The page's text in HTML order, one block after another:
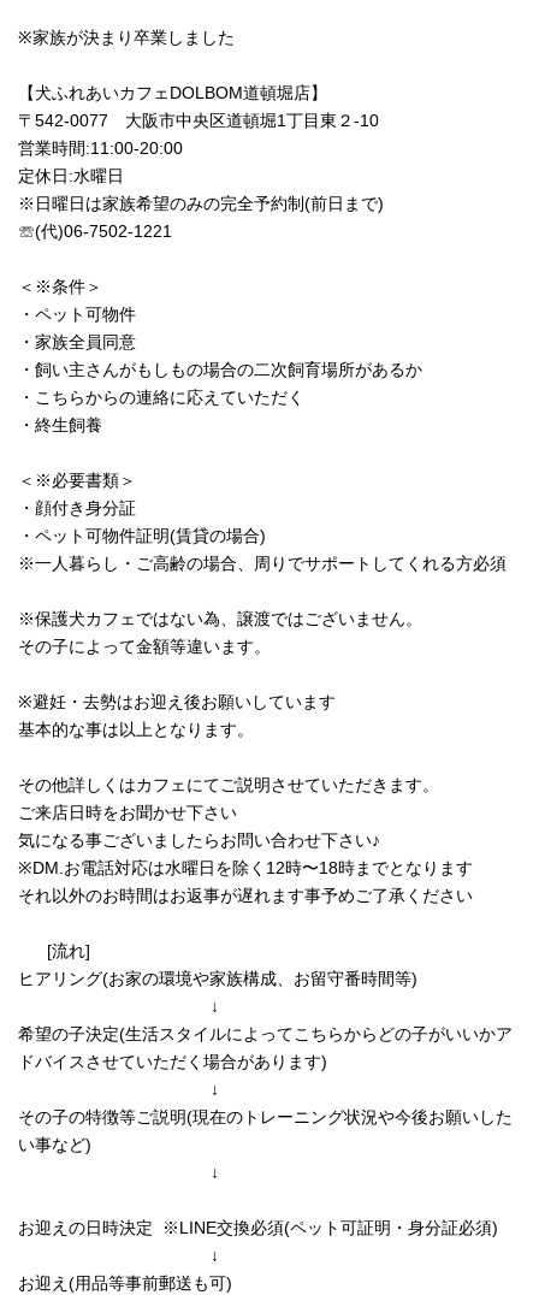
※家族が決まり卒業しました
【犬ふれあいカフェDOLBOM道頓堀店】
〒542-0077 大阪市中央区道頓堀1丁目東２-10
営業時間:11:00‐20:00
定休日:水曜日
※日曜日は家族希望のみの完全予約制(前日まで)
☏(代)06-7502-1221
＜※条件＞
・ペット可物件
・家族全員同意
・飼い主さんがもしもの場合の二次飼育場所があるか
・こちらからの連絡に応えていただく
・終生飼養
＜※必要書類＞
・顔付き身分証
・ペット可物件証明(賃貸の場合)
※一人暮らし・ご高齢の場合、周りでサポートしてくれる方必須
※保護犬カフェではない為、譲渡ではございません。
その子によって金額等違います。
※避妊・去勢はお迎え後お願いしています
基本的な事は以上となります。
その他詳しくはカフェにてご説明させていただきます。
ご来店日時をお聞かせ下さい
気になる事ございましたらお問い合わせ下さい♪
※DM.お電話対応は水曜日を除く12時〜18時までとなります
それ以外のお時間はお返事が遅れます事予めご了承ください
[流れ]
ヒアリング(お家の環境や家族構成、お留守番時間等)
↓
希望の子決定(生活スタイルによってこちらからどの子がいいかア
ドバイスさせていただく場合があります)
↓
その子の特徴等ご説明(現在のトレーニング状況や今後お願いした
い事など)
↓
お迎えの日時決定 ※LINE交換必須(ペット可証明・身分証必須)
↓
お迎え(用品等事前郵送も可)